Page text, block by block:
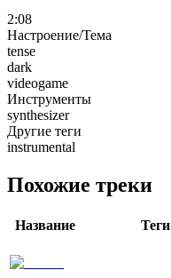
2:08
Настроение/Тема
tense
dark
videogame
Инструменты
synthesizer
Другие теги
instrumental
Похожие треки
Название Теги